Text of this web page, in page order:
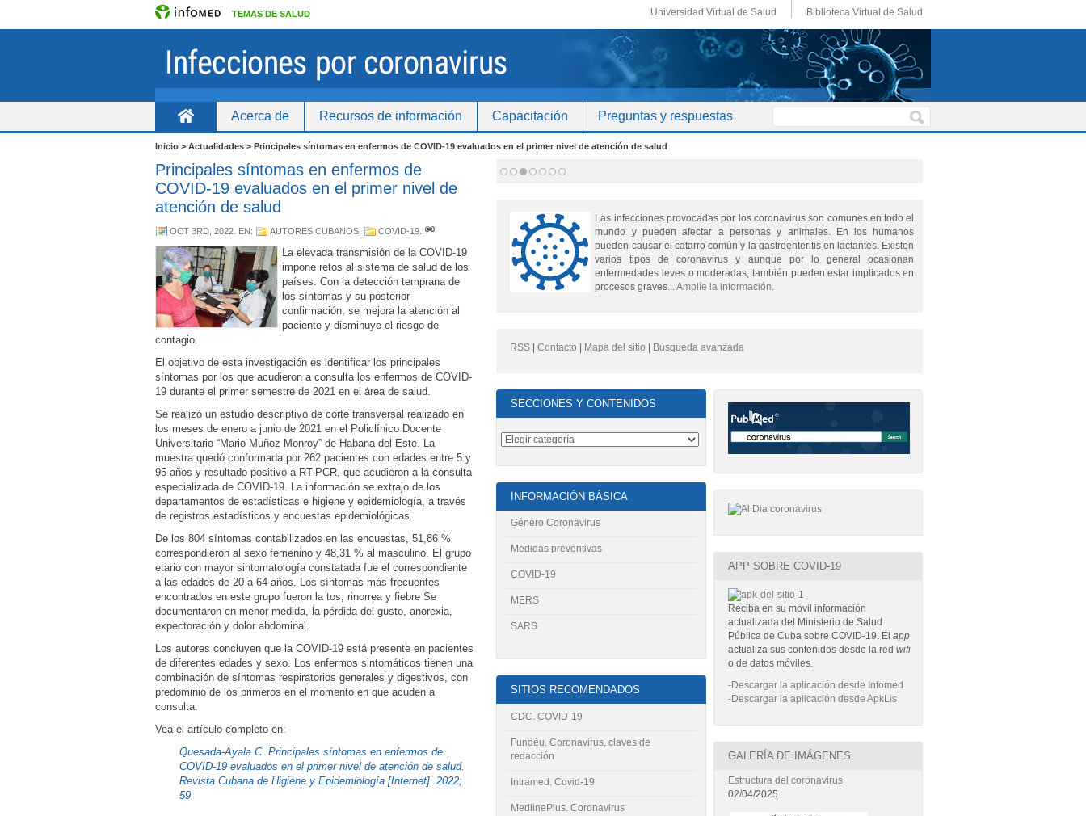
TEMAS DE SALUD Universidad Virtual de Salud Biblioteca Virtual de Salud
Acerca de Recursos de información Capacitación Preguntas y respuestas
Inicio > Actualidades > Principales síntomas en enfermos de COVID-19 evaluados en el primer nivel de atención de salud
Principales síntomas en enfermos de
COVID-19 evaluados en el primer nivel de
atención de salud
OCT 3RD, 2022 . EN: AUTORES CUBANOS COVID-19
La elevada transmisión de la COVID-19
impone retos al sistema de salud de los
países. Con la detección temprana de
los síntomas y su posterior
confirmación, se mejora la atención al
paciente y disminuye el riesgo de
contagio.
El objetivo de esta investigación es identificar los principales
síntomas por los que acudieron a consulta los enfermos de COVID-
19 durante el primer semestre de 2021 en el área de salud.
Se realizó un estudio descriptivo de corte transversal realizado en
los meses de enero a junio de 2021 en el Policlínico Docente
Universitario “Mario Muñoz Monroy” de Habana del Este. La
muestra quedó conformada por 262 pacientes con edades entre 5 y
95 años y resultado positivo a RT-PCR, que acudieron a la consulta
especializada de COVID-19. La información se extrajo de los
departamentos de estadísticas e higiene y epidemiología, a través
de registros estadísticos y encuestas epidemiológicas.
De los 804 síntomas contabilizados en las encuestas, 51,86 %
correspondieron al sexo femenino y 48,31 % al masculino. El grupo
etario con mayor sintomatología constatada fue el correspondiente
a las edades de 20 a 64 años. Los síntomas más frecuentes
encontrados en este grupo fueron la tos, rinorrea y fiebre Se
documentaron en menor medida, la pérdida del gusto, anorexia,
expectoración y dolor abdominal.
Los autores concluyen que la COVID-19 está presente en pacientes
de diferentes edades y sexo. Los enfermos sintomáticos tienen una
combinación de síntomas respiratorios generales y digestivos, con
predominio de los primeros en el momento en que acuden a
consulta.
Vea el artículo completo en:
Quesada-Ayala C. Principales síntomas en enfermos de
COVID-19 evaluados en el primer nivel de atención de salud.
Revista Cubana de Higiene y Epidemiología [Internet]. 2022;
59
Las infecciones provocadas por los coronavirus son comunes en todo el
mundo y pueden afectar a personas y animales. En los humanos
pueden causar el catarro común y la gastroenteritis en lactantes. Existen
varios tipos de coronavirus y aunque por lo general ocasionan
enfermedades leves o moderadas, también pueden estar implicados en
procesos graves...Amplíe la información.
RSS |Contacto Mapa del sitio Búsqueda avanzada
SECCIONES Y CONTENIDOS
INFORMACIÓN BÁSICA
Género Coronavirus
Medidas preventivas
COVID-19
MERS
SARS
SITIOS RECOMENDADOS
CDC. COVID-19
Fundéu. Coronavirus, claves de
redacción
Intramed. Covid-19
MedlinePlus. Coronavirus
APP SOBRE COVID-19
Reciba en su móvil información
actualizada del Ministerio de Salud
Pública de Cuba sobre COVID-19. Elapp
actualiza sus contenidos desde la redwifi
o de datos móviles.
-Descargar la aplicación desde Infomed
-Descargar la aplicación desde ApkLis
GALERÍA DE IMÁGENES
Estructura del coronavirus
02/04/2025